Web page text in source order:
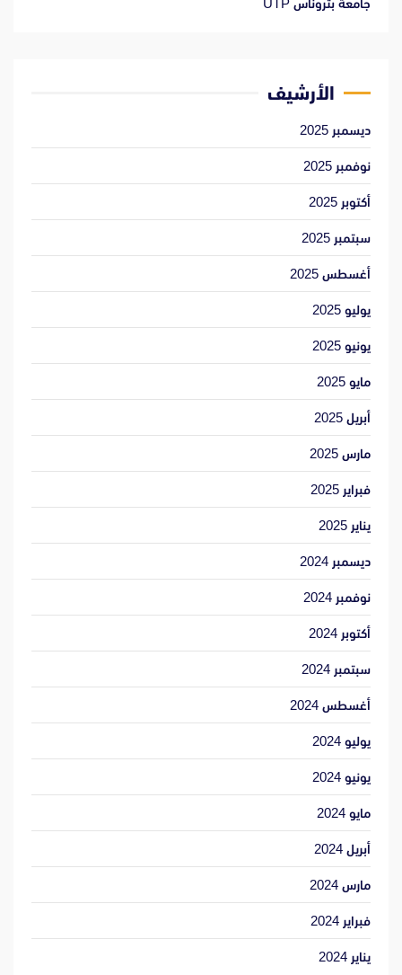
الأرشيف
ديسمبر 2025
نوفمبر 2025
أكتوبر 2025
سبتمبر 2025
أغسطس 2025
يوليو 2025
يونيو 2025
مايو 2025
أبريل 2025
مارس 2025
فبراير 2025
يناير 2025
ديسمبر 2024
نوفمبر 2024
أكتوبر 2024
سبتمبر 2024
أغسطس 2024
يوليو 2024
يونيو 2024
مايو 2024
أبريل 2024
مارس 2024
فبراير 2024
يناير 2024